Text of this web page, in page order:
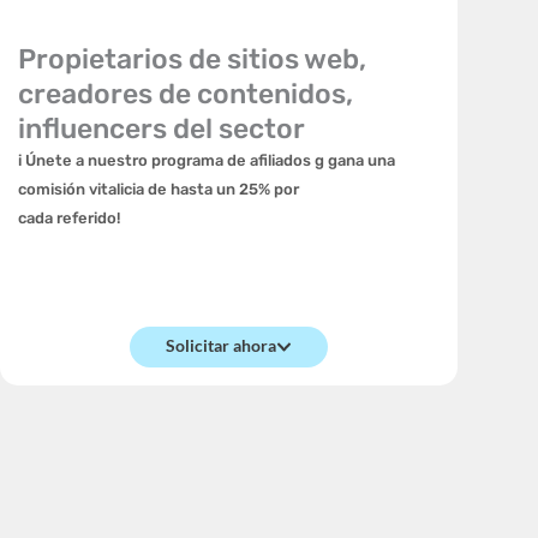
Propietarios de sitios web,
creadores de contenidos,
influencers del sector
i Únete a nuestro programa de afiliados g gana una
comisión vitalicia de hasta un 25% por
cada referido!
Solicitar ahora